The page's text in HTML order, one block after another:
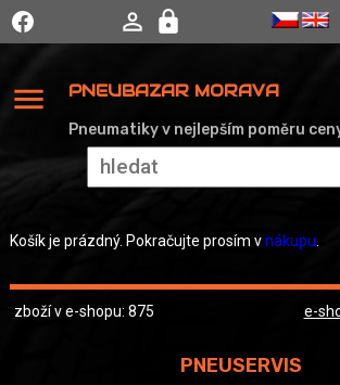
menu PNEUBAZAR MORAVA
Pneumatiky v nejlepším poměru
Košík je prázdný. Pokračujte prosím vnákupu
zboží v e-shopu: 875 e-
PNEUSERVIS